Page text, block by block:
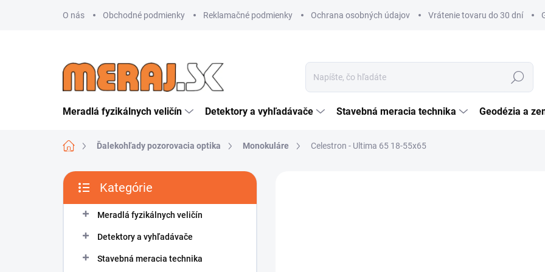
O nás Obchodné podmienky Reklamačné podmienky Ochrana osobných údajov Vrátenie tovaru do 30 dní
Hľadať
Meradlá fyzikálnych veličín Detektory a vyhľadávače Stavebná meracia technika Geodézia a
DomovĎalekohľady pozorovacia optika Monokuláre Celestron - Ultima 65 18-55x65
B
č
kategórie
Kategórie
Meradlá fyzikálnych veličín
Detektory a vyhľadávače
Stavebná meracia technika